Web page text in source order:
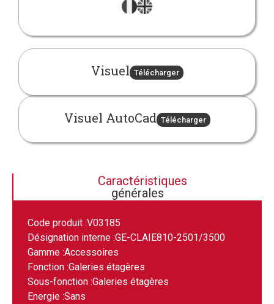
Visuel Télécharger
Visuel AutoCad Télécharger
Caractéristiques
générales
Code produit :V03185
Désignation interne :GE-CLAIE810-2501/3500
Gamme :Accessoires
Fonction :Galeries étagères
Sous-fonction :Galeries étagères
Energie :Sans